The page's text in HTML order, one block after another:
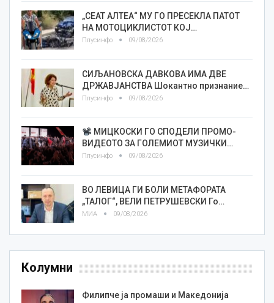
„СЕАТ АЛТЕА“ МУ ГО ПРЕСЕКЛА ПАТОТ
НА МОТОЦИКЛИСТОТ КОЈ…
Плусинфо 09/08/2026
СИЉАНОВСКА ДАВКОВА ИМА ДВЕ
ДРЖАВЈАНСТВА Шокантно признание…
Плусинфо 09/08/2026
МИЦКОСКИ ГО СПОДЕЛИ ПРОМО-
ВИДЕОТО ЗА ГОЛЕМИОТ МУЗИЧКИ…
Плусинфо 09/08/2026
ВО ЛЕВИЦА ГИ БОЛИ МЕТАФОРАТА
„ТАЛОГ“, ВЕЛИ ПЕТРУШЕВСКИ Го…
МИА 09/08/2026
Колумни
Филипче ја промаши и Македонија